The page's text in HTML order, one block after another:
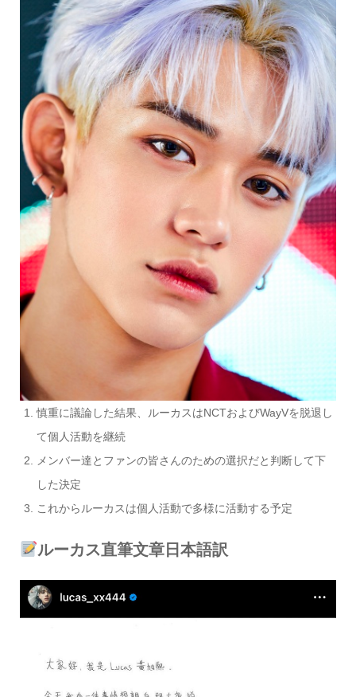
慎重に議論した結果、ルーカスはNCTおよびWayVを脱退し
て個人活動を継続
メンバー達とファンの皆さんのための選択だと判断して下
した決定
これからルーカスは個人活動で多様に活動する予定
ルーカス直筆文章日本語訳